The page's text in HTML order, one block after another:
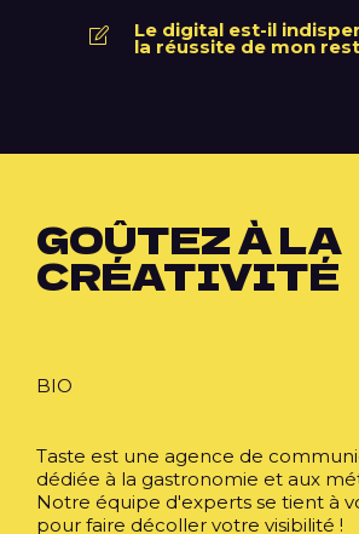
Le digital est-il
la réussite de mon
GOÛTEZ À LA
CRÉATIVITÉ
BIO
Taste est une agence de
dédiée à la gastronomie et aux
Notre équipe d'experts se tient à
pour faire décoller votre visibilité !